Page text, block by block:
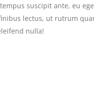
suscipit ante, eu
lectus, ut rutrum
nulla!